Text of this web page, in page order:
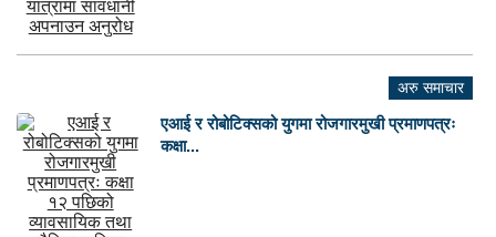
अरु समाचार
एआई र रोबोटिक्सको युगमा रोजगारमुखी प्रमाणपत्रः
कक्षा...